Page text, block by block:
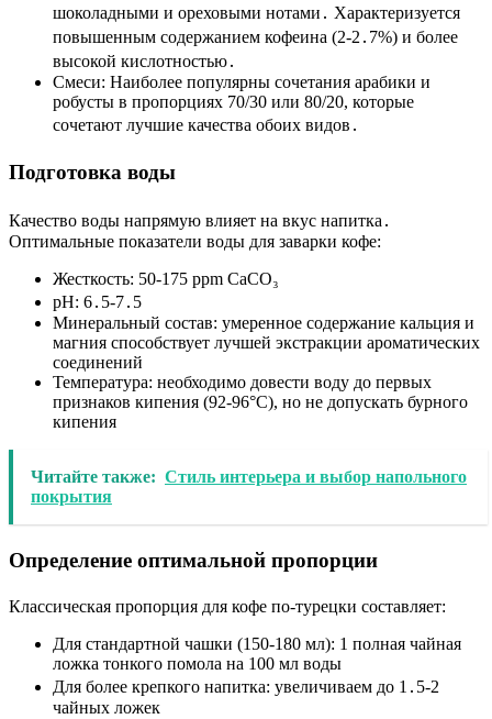
шоколадными и ореховыми нотами․ Характеризуется
повышенным содержанием кофеина (2-2․7%) и более
высокой кислотностью․
Смеси: Наиболее популярны сочетания арабики и
робусты в пропорциях 70/30 или 80/20, которые
сочетают лучшие качества обоих видов․
Подготовка воды
Качество воды напрямую влияет на вкус напитка․
Оптимальные показатели воды для заварки кофе:
Жесткость: 50-175 ppm CaCO₃
pH: 6․5-7․5
Минеральный состав: умеренное содержание кальция и
магния способствует лучшей экстракции ароматических
соединений
Температура: необходимо довести воду до первых
признаков кипения (92-96°C), но не допускать бурного
кипения
Читайте также: Стиль интерьера и выбор напольного
покрытия
Определение оптимальной пропорции
Классическая пропорция для кофе по-турецки составляет:
Для стандартной чашки (150-180 мл): 1 полная чайная
ложка тонкого помола на 100 мл воды
Для более крепкого напитка: увеличиваем до 1․5-2
чайных ложек